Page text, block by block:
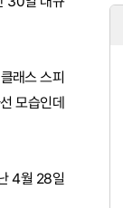
래스 스피
모습인데
4월 28일